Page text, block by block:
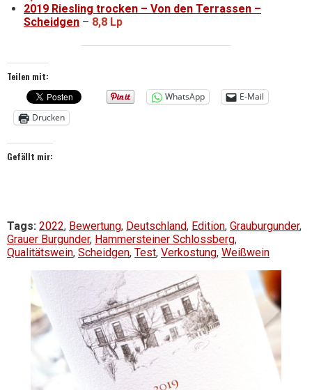
2019 Riesling trocken – Von den Terrassen –
Scheidgen – 8,8 Lp
Teilen mit:
WhatsApp
E-Mail
Drucken
Gefällt mir:
Tags: 2022, Bewertung, Deutschland, Edition, Grauburgunder,
Grauer Burgunder, Hammersteiner Schlossberg,
Qualitätswein, Scheidgen, Test, Verkostung, Weißwein